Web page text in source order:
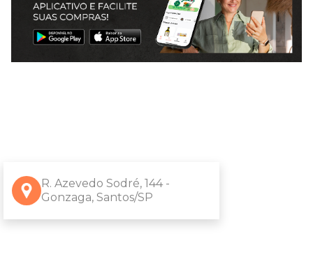
R. Azevedo Sodré, 144 -
Gonzaga, Santos/SP